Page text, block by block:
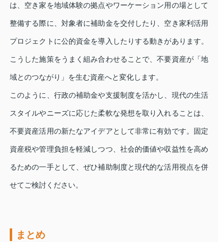
は、空き家を地域体験の拠点やワーケーション用の場として
整備する際に、対象者に補助金を交付したり、空き家利活用
プロジェクトに公的資金を導入したりする動きがあります。
こうした施策をうまく組み合わせることで、不要資産が「地
域とのつながり」を生む資産へと変化します。
このように、行政の補助金や支援制度を活かし、現代の生活
スタイルやニーズに応じた柔軟な発想を取り入れることは、
不要資産活用の新たなアイデアとして非常に有効です。固定
資産税や管理負担を軽減しつつ、社会的価値や収益性を高め
るための一手として、ぜひ補助制度と現代的な活用視点を併
せてご検討ください。
まとめ